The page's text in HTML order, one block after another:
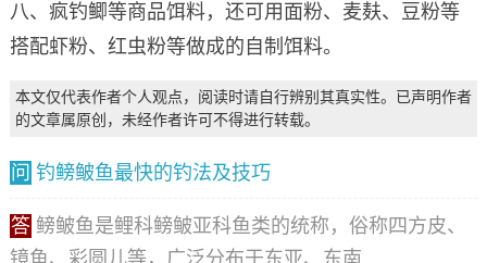
八、疯钓鲫等商品饵料，还可用面粉、麦麸、豆粉等
搭配虾粉、红虫粉等做成的自制饵料。
本文仅代表作者个人观点，阅读时请自行辨别其真实性。已声明作者
的文章属原创，未经作者许可不得进行转载。
问 钓鳑鲏鱼最快的钓法及技巧
答 鳑鲏鱼是鲤科鳑鲏亚科鱼类的统称，俗称四方皮、